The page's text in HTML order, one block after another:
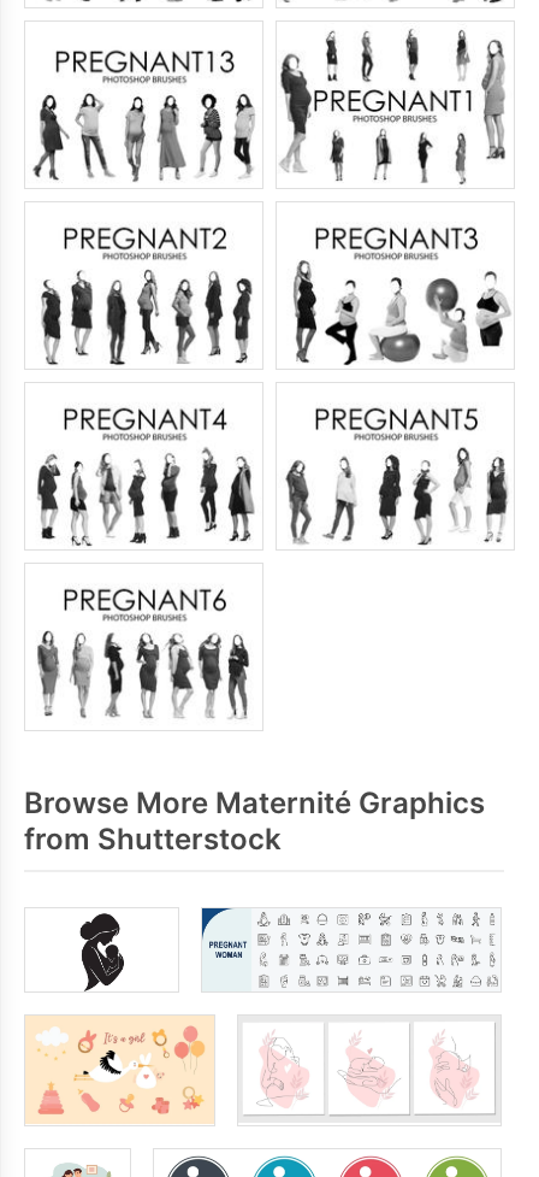
Browse More Maternité Graphics
from Shutterstock